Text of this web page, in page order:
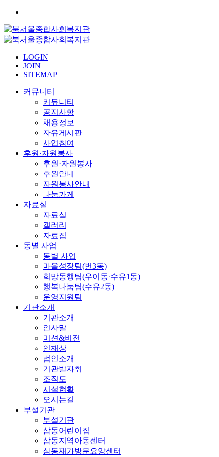
LOGIN
JOIN
SITEMAP
커뮤니티
커뮤니티
공지사항
채용정보
자유게시판
사업참여
후원·자원봉사
후원·자원봉사
후원안내
자원봉사안내
나눔가게
자료실
자료실
갤러리
자료집
동별 사업
동별 사업
마을성장팀(번3동)
희망동행팀(우이동·수유1동)
행복나눔팀(수유2동)
운영지원팀
기관소개
기관소개
인사말
미션&비전
인재상
법인소개
기관발자취
조직도
시설현황
오시는길
부설기관
부설기관
삼동어린이집
삼동지역아동센터
삼동재가방문요양센터